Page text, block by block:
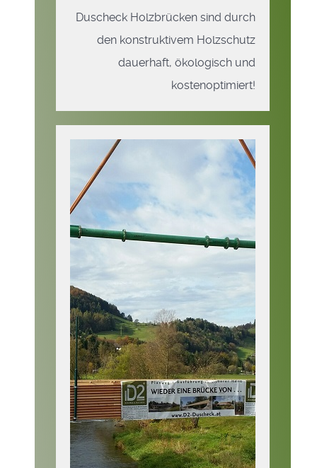
Duscheck Holzbrücken sind durch
den konstruktivem Holzschutz
dauerhaft, ökologisch und
kostenoptimiert!